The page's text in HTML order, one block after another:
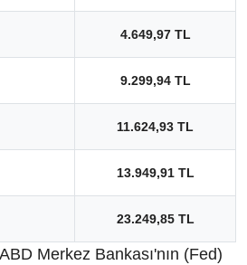
4.649,97 TL
9.299,94 TL
11.624,93 TL
13.949,91 TL
23.249,85 TL
Merkez Bankası'nın (Fed)